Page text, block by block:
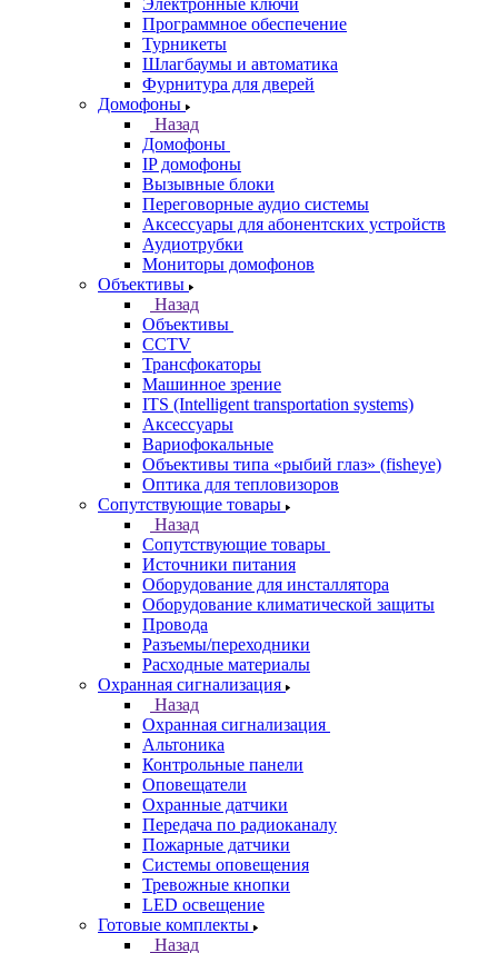
Электронные ключи
Программное обеспечение
Турникеты
Шлагбаумы и автоматика
Фурнитура для дверей
Домофоны
Назад
Домофоны
IP домофоны
Вызывные блоки
Переговорные аудио системы
Аксессуары для абонентских устройств
Аудиотрубки
Мониторы домофонов
Объективы
Назад
Объективы
CCTV
Трансфокаторы
Машинное зрение
ITS (Intelligent transportation systems)
Аксессуары
Вариофокальные
Объективы типа «рыбий глаз» (fisheye)
Оптика для тепловизоров
Сопутствующие товары
Назад
Сопутствующие товары
Источники питания
Оборудование для инсталлятора
Оборудование климатической защиты
Провода
Разъемы/переходники
Расходные материалы
Охранная сигнализация
Назад
Охранная сигнализация
Альтоника
Контрольные панели
Оповещатели
Охранные датчики
Передача по радиоканалу
Пожарные датчики
Системы оповещения
Тревожные кнопки
LED освещение
Готовые комплекты
Назад